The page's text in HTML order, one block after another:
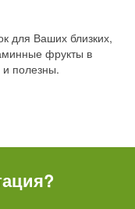
для Ваших близких,
фрукты в
полезны.